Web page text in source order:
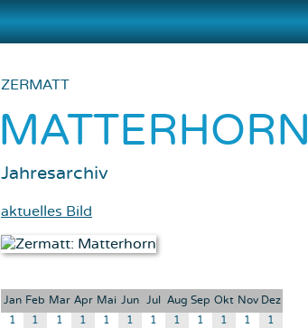
ZERMATT
MATTERHORN
Jahresarchiv
aktuelles Bild
Jan Feb Mar Apr Mai Jun Jul Aug Sep Okt Nov Dez
1 1 1 1 1 1 1 1 1 1 1
1